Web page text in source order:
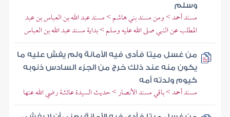
وسلم
مسند أحمد > ومن مسند بني هاشم > مسند عبد الله بن العباس بن عبد
المطلب عن النبي صلى الله عليه وسلم > بداية مسند عبد الله بن العباس
من غسل ميتا فأدى فيه الأمانة ولم يفش عليه ما
يكون منه عند ذلك خرج من الجزء السادس ذنوبه
كيوم ولدته أمه
مسند أحمد > باقي مسند الأنصار > حديث السيدة عائشة رضي الله عنها